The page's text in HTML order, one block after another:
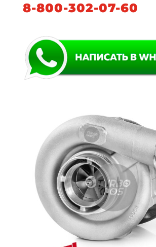
8-800-302-07-60